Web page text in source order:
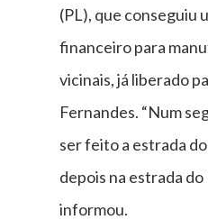
(PL), que conseguiu
financeiro para
vicinais, já liberado
Fernandes. “Num
ser feito a estrada
depois na estrada do
informou.